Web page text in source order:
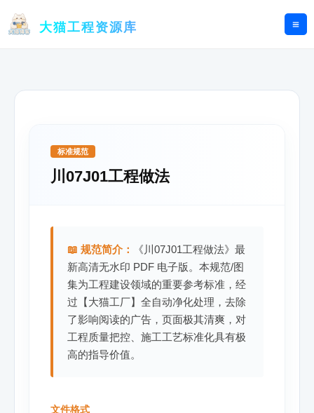
大猫工程资源库
标准规范
川07J01工程做法
📖 规范简介：
《川07J01工程做法》最
新高清无水印 PDF 电子版。本规范/图
集为工程建设领域的重要参考标准，经
过【大猫工厂】全自动净化处理，去除
了影响阅读的广告，页面极其清爽，对
工程质量把控、施工工艺标准化具有极
高的指导价值。
文件格式